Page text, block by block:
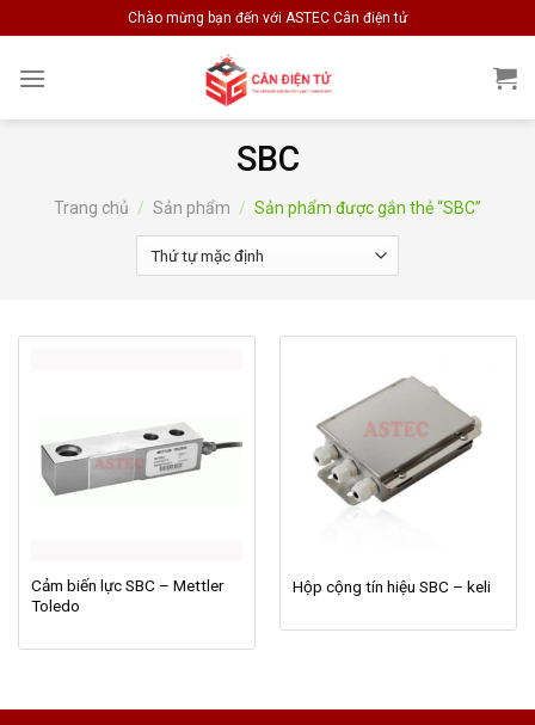
to
content
Chào mừng bạn đến với ASTEC Cân điện tử
SBC
Trang chủ / Sản phẩm / Sản phẩm được gắn thẻ “SBC”
Cảm biến lực SBC – Mettler
Toledo
Hộp cộng tín hiệu SBC – keli